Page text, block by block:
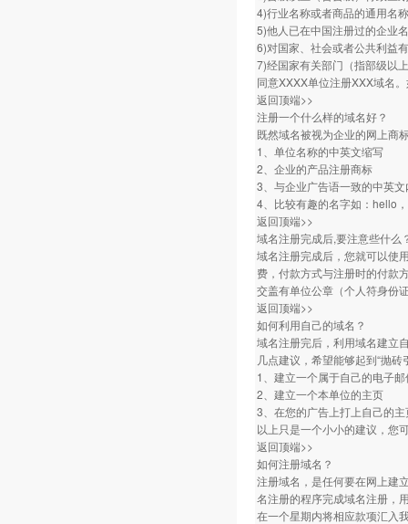
4)行业名称或者商品的通用名
5)他人已在中国注册过的企业
6)对国家、社会或者公共利益
7)经国家有关部门（指部级以
同意XXXX单位注册XXX域名
返回顶端>>
注册一个什么样的域名好？
既然域名被视为企业的网上商
1、单位名称的中英文缩写
2、企业的产品注册商标
3、与企业广告语一致的中英
4、比较有趣的名字如：hello
返回顶端>>
域名注册完成后,要注意些什么
域名注册完成后，您就可以使
费，付款方式与注册时的付款
交盖有单位公章（个人符身份
返回顶端>>
如何利用自己的域名？
域名注册完后，利用域名建立
几点建议，希望能够起到“抛砖
1、建立一个属于自己的电子
2、建立一个本单位的主页
3、在您的广告上打上自己的
以上只是一个小小的建议，您
返回顶端>>
如何注册域名？
注册域名，是任何要在网上建
名注册的程序完成域名注册，
在一个星期内将相应款项汇入